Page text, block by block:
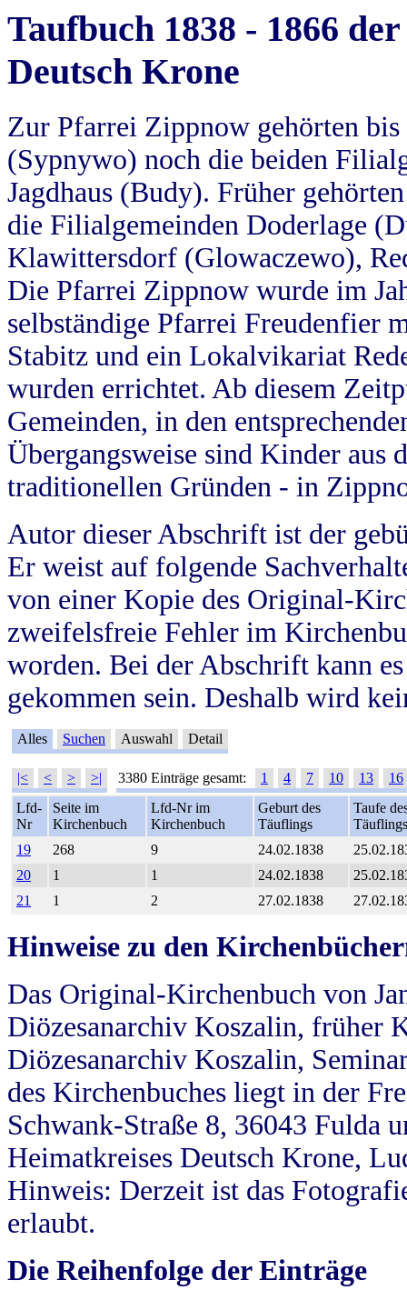
Taufbuch 1838 - 1866
Deutsch Krone
Zur Pfarrei Zippnow gehörten
(Sypnywo) noch die beiden
Jagdhaus (Budy). Früher
die Filialgemeinden Doderlage
Klawittersdorf (Glowaczewo),
Die Pfarrei Zippnow wurde im
selbständige Pfarrei Freudenfier
Stabitz und ein Lokalvikariat
wurden errichtet. Ab diesem
Gemeinden, in den
Übergangsweise sind Kinder aus
traditionellen Gründen - in
Autor dieser Abschrift ist der
Er weist auf folgende
von einer Kopie des Original-
zweifelsfreie Fehler im
worden. Bei der Abschrift kann
gekommen sein. Deshalb wird
Alles Suchen Auswahl Detail
|< < > >| 3380 Einträge gesamt: 1 4 7 10 13
16
Lfd-
Nr
Seite im
Kirchenbuch
Lfd-Nr im
Kirchenbuch
Geburt des
Täuflings
Taufe
Täuflings
19
268 9 24.02.1838
20
1 1 24.02.1838
21
1 2 27.02.1838
Hinweise zu den
Das Original-Kirchenbuch von
Diözesanarchiv Koszalin, früher
Diözesanarchiv Koszalin,
des Kirchenbuches liegt in der
Schwank-Straße 8, 36043 Fulda
Heimatkreises Deutsch Krone,
Hinweis: Derzeit ist das
erlaubt.
Die Reihenfolge der Einträge